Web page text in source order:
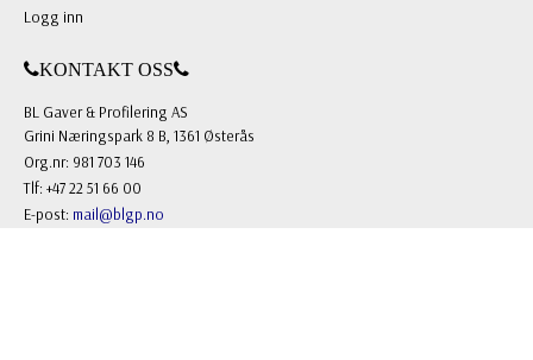
Logg inn
KONTAKT OSS
BL Gaver & Profilering AS
Grini Næringspark 8 B, 1361 Østerås
Org.nr: 981 703 146
Tlf: +47 22 51 66 00
E-post: mail@blgp.no